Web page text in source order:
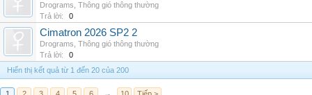
Drograms Thông gió thông thường
Trả lời:
0
Cimatron 2026 SP2 2
Drograms Thông gió thông thường
Trả lời:
0
Hiển thị kết quả từ 1 đến 20 của 200